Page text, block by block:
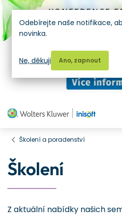
Školení a poradenství
Školení
Z aktuální nabídky našich
Odebírejte naše notifikace,
novinka.
Ano, zapnout
Ne, děkuji